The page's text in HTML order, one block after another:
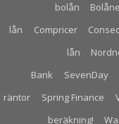
bolån
lån
Compricer
lån
Bank
SevenDay
räntor
Spring Finance
beräkning!